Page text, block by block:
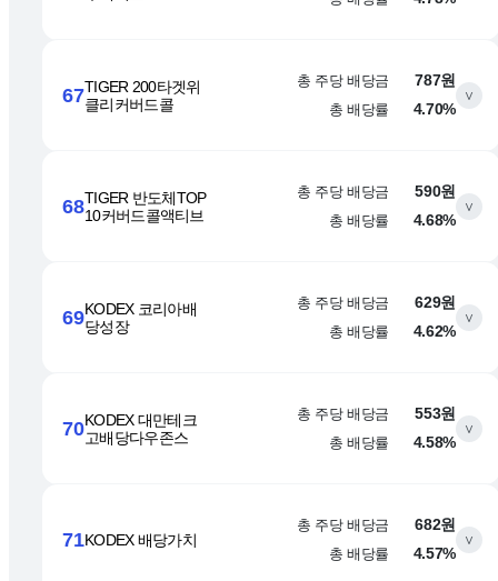
67TIGER 200타겟위
클리커버드콜
총 주당 배당금
787원
총 배당률
4.70%
∨
68TIGER 반도체TOP
10커버드콜액티브
총 주당 배당금
590원
총 배당률
4.68%
∨
69KODEX 코리아배
당성장
총 주당 배당금
629원
총 배당률
4.62%
∨
70KODEX 대만테크
고배당다우존스
총 주당 배당금
553원
총 배당률
4.58%
∨
71KODEX 배당가치
총 주당 배당금
682원
총 배당률
4.57%
∨